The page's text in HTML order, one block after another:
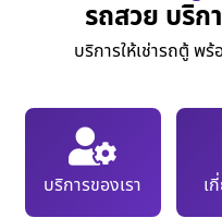
รถสวย บริก
บริการให้เช่ารถตู้ พ
บริการของเรา เ